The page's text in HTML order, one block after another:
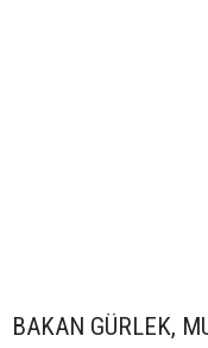
BAKAN GÜRLEK,